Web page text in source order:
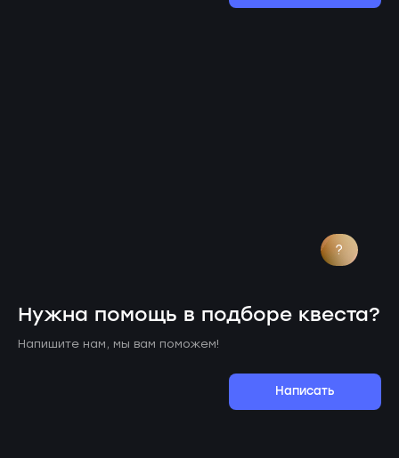
?
Нужна помощь в подборе квеста?
Напишите нам, мы вам поможем!
Написать